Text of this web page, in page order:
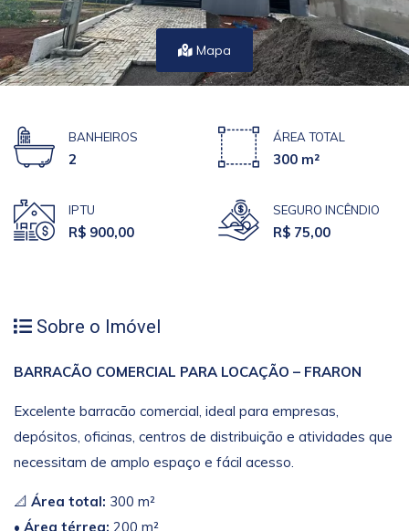
Mapa
BANHEIROS
2
ÁREA TOTAL
300 m²
IPTU
R$ 900,00
SEGURO INCÊNDIO
R$ 75,00
Sobre o Imóvel
BARRACÃO COMERCIAL PARA LOCAÇÃO – FRARON
Excelente barracão comercial, ideal para empresas,
depósitos, oficinas, centros de distribuição e atividades que
necessitam de amplo espaço e fácil acesso.
📐 Área total: 300 m²
• Área térrea: 200 m²